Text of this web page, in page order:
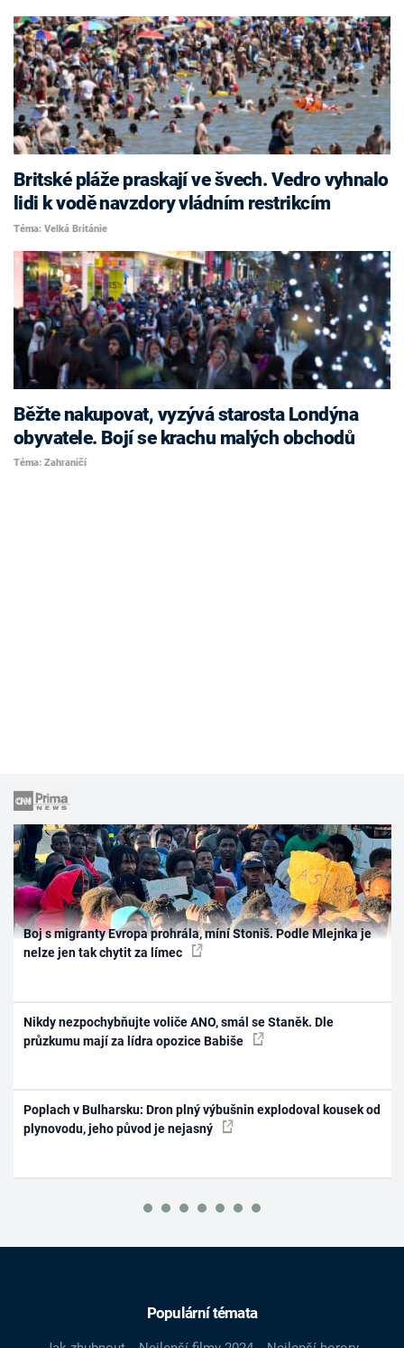
Britské pláže praskají ve švech. Vedro vyhnalo
lidi k vodě navzdory vládním restrikcím
Téma: Velká Británie
Běžte nakupovat, vyzývá starosta Londýna
obyvatele. Bojí se krachu malých obchodů
Téma: Zahraničí
Boj s migranty Evropa prohrála, míní Stoniš. Podle Mlejnka je
nelze jen tak chytit za límec
Nikdy nezpochybňujte voliče ANO, smál se Staněk. Dle
průzkumu mají za lídra opozice Babiše
Poplach v Bulharsku: Dron plný výbušnin explodoval kousek od
plynovodu, jeho původ je nejasný
Populární témata